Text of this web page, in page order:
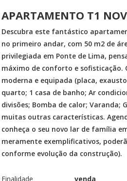
APARTAMENTO T1
Descubra este fantástico
no primeiro andar, com 50 m2 de
privilegiada em Ponte de Lima,
máximo de conforto e sofisticação.
moderna e equipada (placa,
quarto; 1 casa de banho; Ar
divisões; Bomba de calor; Varanda;
muitas outras características.
conheça o seu novo lar de família
meramente exemplificativos,
conforme evolução da construção).
Finalidade venda